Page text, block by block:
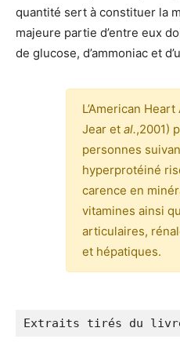
quantité sert à constituer la
majeure partie d’entre eux
de glucose, d’ammoniac et
L’American
Jear et al.,2001)
personnes
hyperprotéiné
carence en
vitamines ainsi
articulaires,
et hépatiques.
Extraits tirés du